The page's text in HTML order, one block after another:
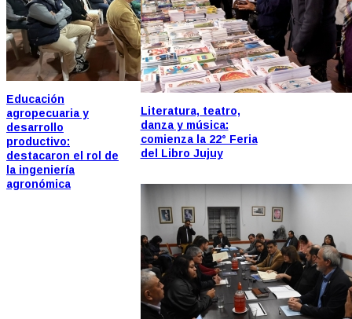
Educación
agropecuaria y
desarrollo
productivo:
destacaron el rol de
la ingeniería
agronómica
Literatura, teatro,
danza y música:
comienza la 22° Feria
del Libro Jujuy